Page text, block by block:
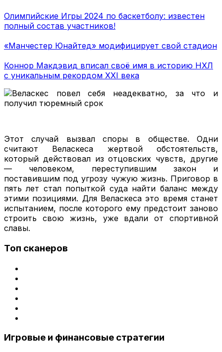
Олимпийские Игры 2024 по баскетболу: известен
полный состав участников!
«Манчестер Юнайтед» модифицирует свой стадион
Коннор Макдэвид вписал своё имя в историю НХЛ
с уникальным рекордом XXI века
Этот случай вызвал споры в обществе. Одни
считают Веласкеса жертвой обстоятельств,
который действовал из отцовских чувств, другие
— человеком, переступившим закон и
поставившим под угрозу чужую жизнь. Приговор в
пять лет стал попыткой суда найти баланс между
этими позициями. Для Веласкеса это время станет
испытанием, после которого ему предстоит заново
строить свою жизнь, уже вдали от спортивной
славы.
Топ сканеров
Игровые и финансовые стратегии